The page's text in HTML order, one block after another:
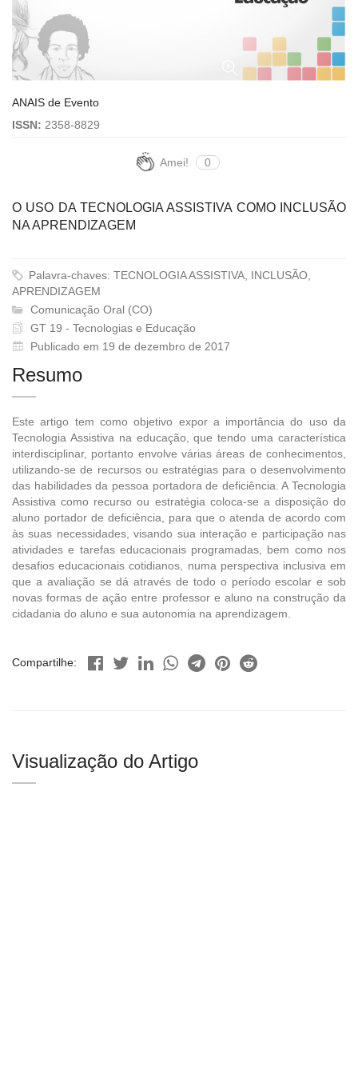
ANAIS de Evento
ISSN: 2358-8829
Amei! 0
O USO DA TECNOLOGIA ASSISTIVA COMO INCLUSÃO
NA APRENDIZAGEM
Palavra-chaves: TECNOLOGIA ASSISTIVA, INCLUSÃO,
APRENDIZAGEM
Comunicação Oral (CO)
GT 19 - Tecnologias e Educação
Publicado em 19 de dezembro de 2017
Resumo
Este artigo tem como objetivo expor a importância do uso da
Tecnologia Assistiva na educação, que tendo uma característica
interdisciplinar, portanto envolve várias áreas de conhecimentos,
utilizando-se de recursos ou estratégias para o desenvolvimento
das habilidades da pessoa portadora de deficiência. A Tecnologia
Assistiva como recurso ou estratégia coloca-se a disposição do
aluno portador de deficiência, para que o atenda de acordo com
às suas necessidades, visando sua interação e participação nas
atividades e tarefas educacionais programadas, bem como nos
desafios educacionais cotidianos, numa perspectiva inclusiva em
que a avaliação se dá através de todo o período escolar e sob
novas formas de ação entre professor e aluno na construção da
cidadania do aluno e sua autonomia na aprendizagem.
Compartilhe:
Visualização do Artigo